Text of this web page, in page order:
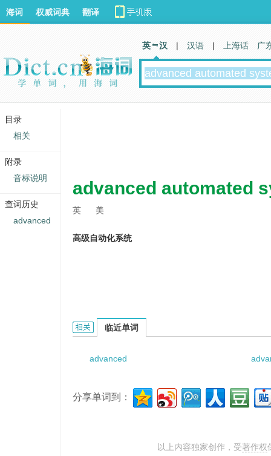
advanced automated
英 美
高级自动化系统
Advanced Automated System的相关资料：
临近单词
advanced
分享单词到：
以上内容独家创作，受著作权
海词 权威词典 翻译
英 汉 | 汉语 | 上海话 广
目录
相关
附录
音标说明
查词历史
advanced